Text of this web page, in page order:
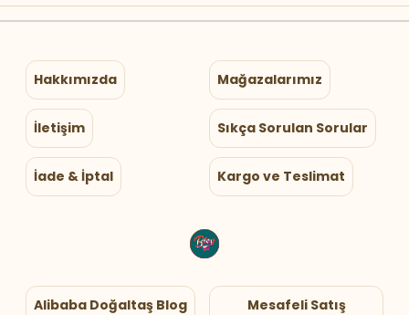
Hakkımızda Mağazalarımız
İletişim Sıkça Sorulan Sorular
İade & İptal Kargo ve Teslimat
Alibaba Doğaltaş Blog
Mesafeli Satış